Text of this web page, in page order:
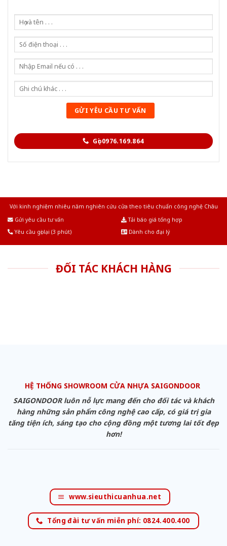
Gọi 0976.169.864
Với kinh nghiệm nhiêu năm nghiên cứu cửa theo tiêu chuẩn công nghệ Châu
Gửi yêu cầu tư vấn
Tải báo giá tổng hợp
Yêu cầu gọi lại (3 phút)
Dành cho đại lý
ĐỐI TÁC KHÁCH HÀNG
HỆ THỐNG SHOWROOM CỬA NHỰA SAIGONDOOR
SAIGONDOOR luôn nỗ lực mang đến cho đối tác và khách
hàng những sản phẩm công nghệ cao cấp, có giá trị gia
tăng tiện ích, sáng tạo cho cộng đồng một tương lai tốt đẹp
hơn!
www.sieuthicuanhua.net
Tổng đài tư vấn miễn phí: 0824.400.400